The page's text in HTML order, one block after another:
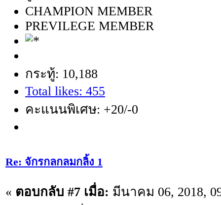
CHAMPION MEMBER
PREVILEGE MEMBER
กระทู้: 10,188
Total likes: 455
คะแนนพิเศษ: +20/-0
Re: จักรกลกลมกลิ้ง 1
« ตอบกลับ #7 เมื่อ: มีนาคม 06, 2018,